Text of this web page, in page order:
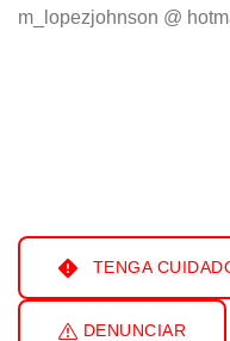
m_lopezjohnson @
TENGA
DENUNCIAR